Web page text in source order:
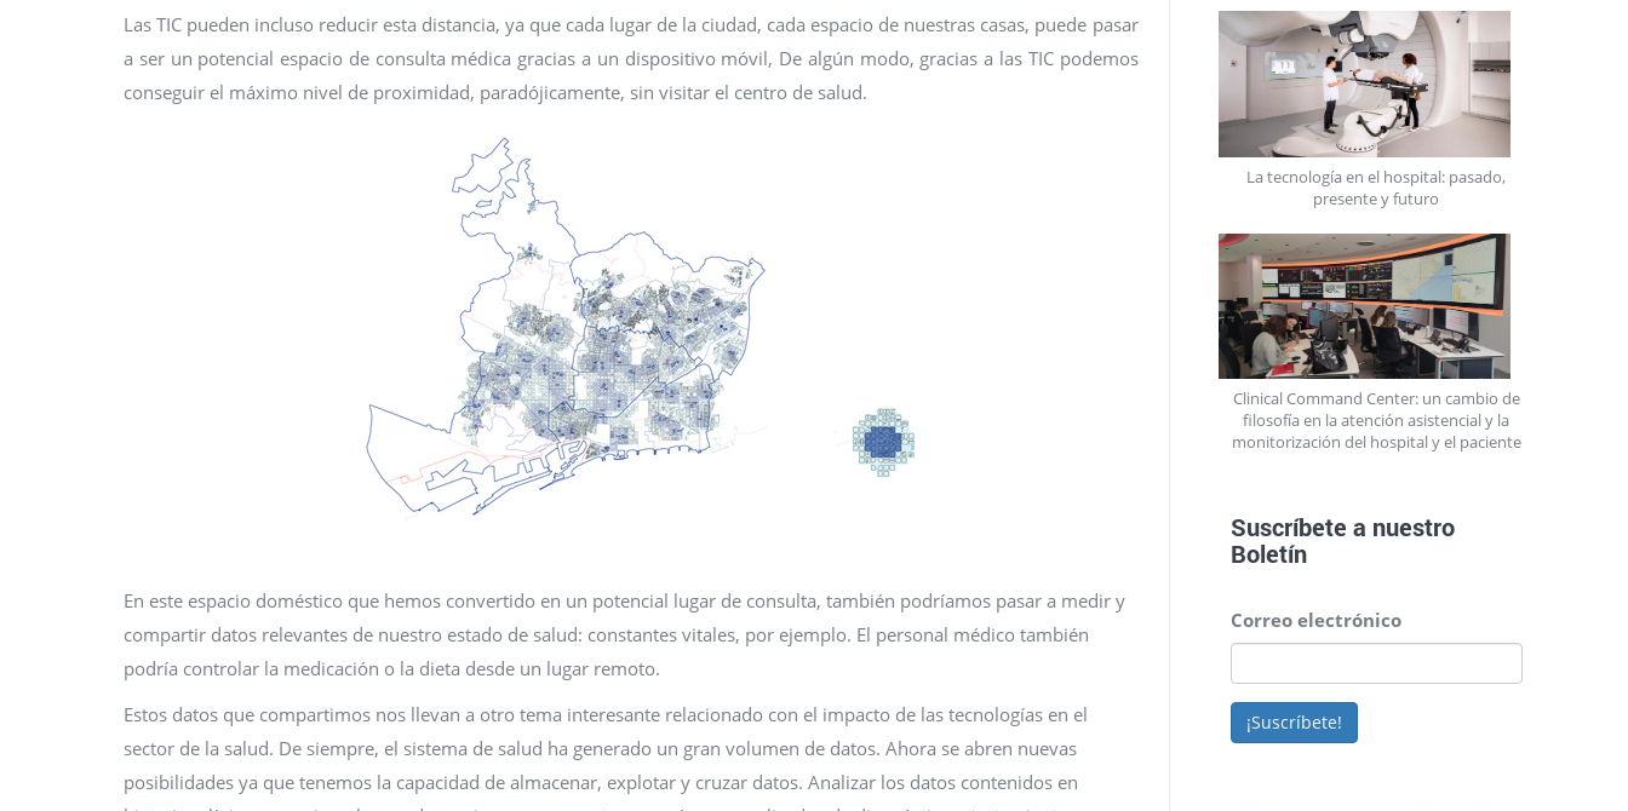
Las TIC pueden incluso reducir esta distancia, ya que cada lugar de la ciudad, cada espacio de nuestras casas, puede pasar
a ser un potencial espacio de consulta médica gracias a un dispositivo móvil, De algún modo, gracias a las TIC podemos
conseguir el máximo nivel de proximidad, paradójicamente, sin visitar el centro de salud.
En este espacio doméstico que hemos convertido en un potencial lugar de consulta, también podríamos pasar a medir y
compartir datos relevantes de nuestro estado de salud: constantes vitales, por ejemplo. El personal médico también
podría controlar la medicación o la dieta desde un lugar remoto.
Estos datos que compartimos nos llevan a otro tema interesante relacionado con el impacto de las tecnologías en el
sector de la salud. De siempre, el sistema de salud ha generado un gran volumen de datos. Ahora se abren nuevas
posibilidades ya que tenemos la capacidad de almacenar, explotar y cruzar datos. Analizar los datos contenidos en
La tecnología en el hospital: pasado,
presente y futuro
Clinical Command Center: un cambio de
filosofía en la atención asistencial y la
monitorización del hospital y el paciente
Suscríbete a nuestro
Boletín
Correo electrónico
¡Suscríbete!